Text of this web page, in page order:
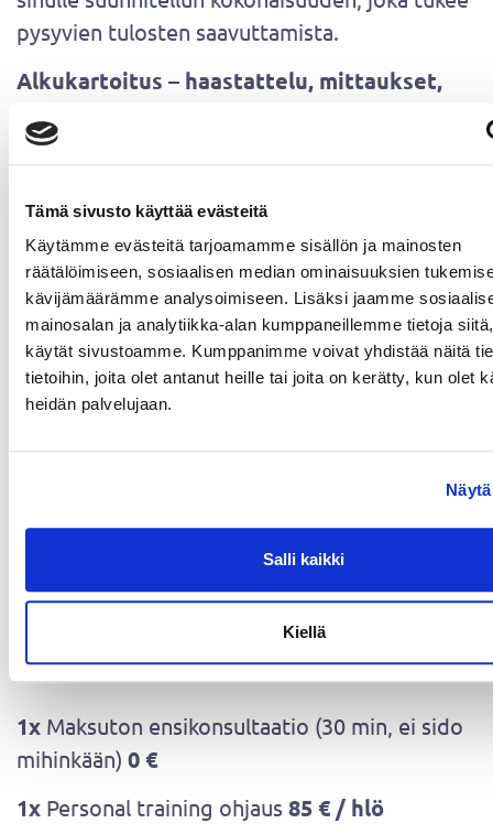
Tämä sivusto käyttää evästeitä
Käytämme evästeitä tarjoamamme sisällön ja mainosten
räätälöimiseen, sosiaalisen median ominaisuuksien
kävijämäärämme analysoimiseen. Lisäksi jaamme
mainosalan ja analytiikka-alan kumppaneillemme tietoja
käytät sivustoamme. Kumppanimme voivat yhdistää näitä
tietoihin, joita olet antanut heille tai joita on kerätty, kun olet
heidän palvelujaan.
Salli kaikki
Kiellä
pysyvien tulosten saavuttamista.
Alkukartoitus – haastattelu, mittaukset,
Harjoittelu – henkilökohtainen ohjelma,
Ravitsemus – arkeesi sopiva, terveellinen
ja tavoitteitasi tukeva ruokavalio.
Palautuminen – käytännön keinot unen,
stressinhallinnan ja jaksamisen tueksi.
Tapaamiset – turvallinen, nousujohteinen
harjoittelu ammattilaisen ohjauksessa.
Etätuki – henkilökohtainen Sportyplanner
asiakastili viestintään, materiaaleihin ja
Personal training yksittäisohjaus
1x Maksuton ensikonsultaatio (30 min, ei sido
mihinkään) 0 €
1x Personal training ohjaus 85 € / hlö